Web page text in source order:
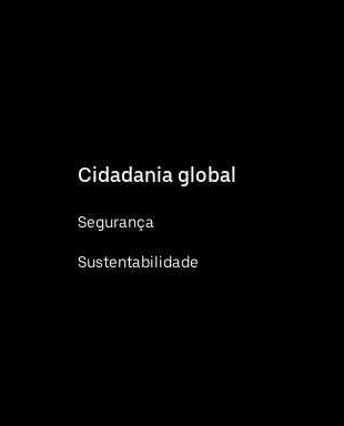
Cidadania global
Segurança
Sustentabilidade